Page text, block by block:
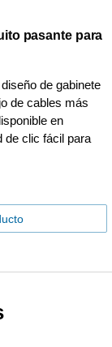
pasante para
de gabinete
de cables más
en
de clic fácil para